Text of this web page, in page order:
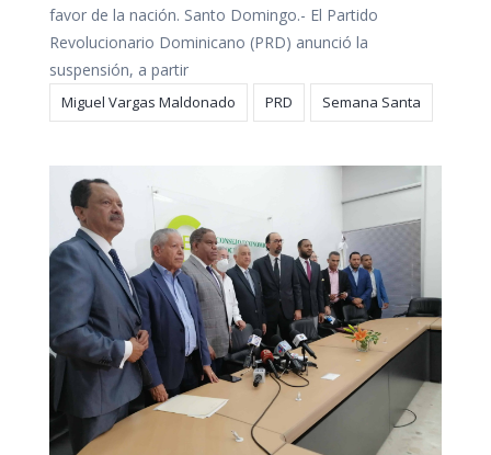
favor de la nación. Santo Domingo.- El Partido
Revolucionario Dominicano (PRD) anunció la
suspensión, a partir
Miguel Vargas Maldonado PRD Semana Santa